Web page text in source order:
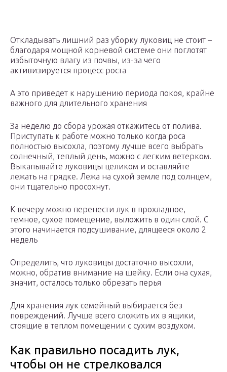
Откладывать лишний раз уборку луковиц не стоит –
благодаря мощной корневой системе они поглотят
избыточную влагу из почвы, из-за чего
активизируется процесс роста
А это приведет к нарушению периода покоя, крайне
важного для длительного хранения
За неделю до сбора урожая откажитесь от полива.
Приступать к работе можно только когда роса
полностью высохла, поэтому лучше всего выбрать
солнечный, теплый день, можно с легким ветерком.
Выкапывайте луковицы целиком и оставляйте
лежать на грядке. Лежа на сухой земле под солнцем,
они тщательно просохнут.
К вечеру можно перенести лук в прохладное,
темное, сухое помещение, выложить в один слой. С
этого начинается подсушивание, длящееся около 2
недель
Определить, что луковицы достаточно высохли,
можно, обратив внимание на шейку. Если она сухая,
значит, осталось только обрезать перья
Для хранения лук семейный выбирается без
повреждений. Лучше всего сложить их в ящики,
стоящие в теплом помещении с сухим воздухом.
Как правильно посадить лук,
чтобы он не стрелковался